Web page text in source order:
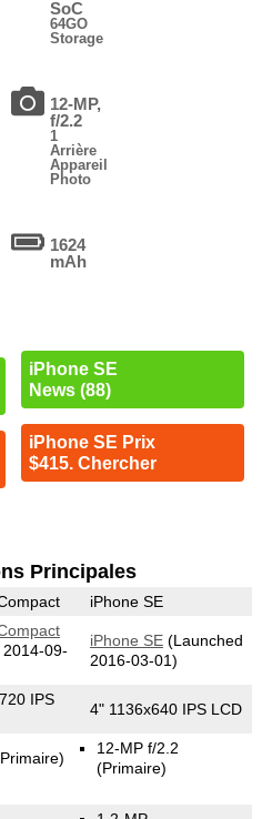
SoC
64GO
Storage
12-MP,
f/2.2
1
Arrière
Appareil
Photo
1624
mAh
iPhone SE
News (88)
iPhone SE Prix
$415. Chercher
Principales
iPhone SE
09-
iPhone SE(Launched
2016-03-01)
IPS
4" 1136x640 IPS LCD
12-MP f/2.2
(Primaire)